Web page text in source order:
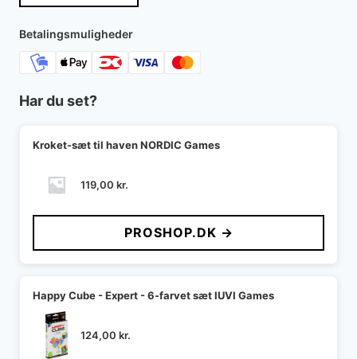
Betalingsmuligheder
Har du set?
Kroket-sæt til haven NORDIC Games
119,00 kr.
PROSHOP.DK →
Happy Cube - Expert - 6-farvet sæt IUVI Games
124,00 kr.